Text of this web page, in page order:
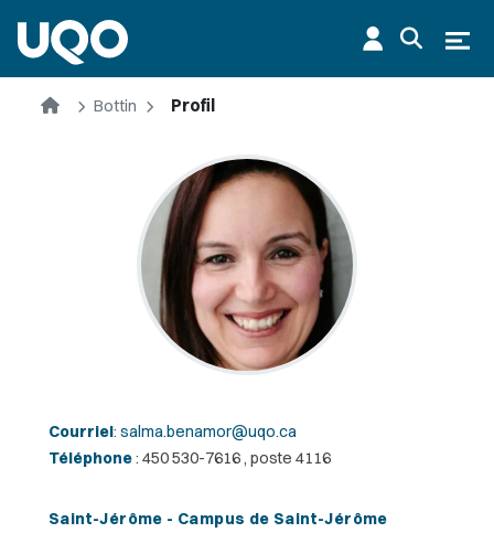
AccueilBottin Profil
Courriel: salma.benamor@uqo.ca
Téléphone: 450 530-7616 , poste 4116
Saint-Jérôme - Campus de Saint-Jérôme